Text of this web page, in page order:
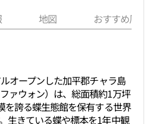
地図 おすすめ周辺
オープンした加平郡チャラ島
ァウォン）は、総面積約1万坪
を誇る蝶生態館を保有する世界
生きている蝶や標本を1年中観